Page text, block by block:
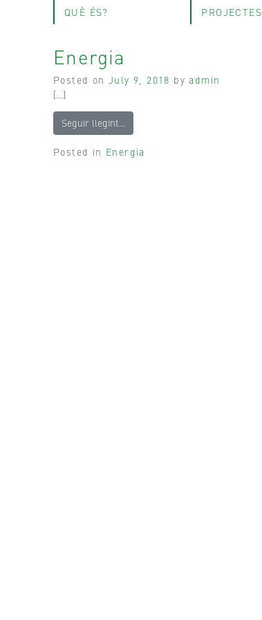
QUÈ ÉS? PROJECTES
Energia
Posted onJuly 9, 2018 byadmin
[…]
Seguir llegint…
Posted in Energia